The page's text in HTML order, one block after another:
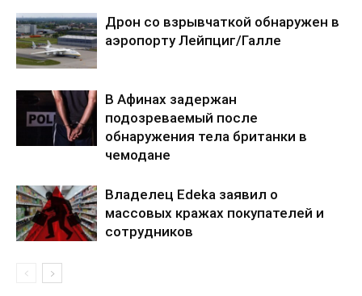
Дрон со взрывчаткой обнаружен в
аэропорту Лейпциг/Галле
В Афинах задержан
подозреваемый после
обнаружения тела британки в
чемодане
Владелец Edeka заявил о
массовых кражах покупателей и
сотрудников